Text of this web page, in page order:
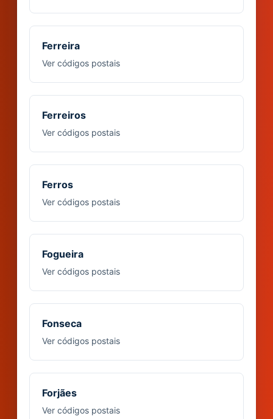
Ferreira
Ver códigos postais
Ferreiros
Ver códigos postais
Ferros
Ver códigos postais
Fogueira
Ver códigos postais
Fonseca
Ver códigos postais
Forjães
Ver códigos postais